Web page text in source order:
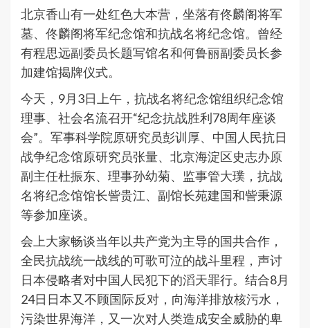
北京香山有一处红色大本营，坐落有佟麟阁将军
墓、佟麟阁将军纪念馆和抗战名将纪念馆。曾经
有程思远副委员长题写馆名和何鲁丽副委员长参
加建馆揭牌仪式。
今天，9月3日上午，抗战名将纪念馆组织纪念馆
理事、社会名流召开“纪念抗战胜利78周年座谈
会”。军事科学院原研究员彭训厚、中国人民抗日
战争纪念馆原研究员张量、北京海淀区史志办原
副主任杜振东、理事孙幼菊、监事管大璞，抗战
名将纪念馆馆长訾贵江、副馆长苑建国和訾秉源
等参加座谈。
会上大家畅谈当年以共产党为主导的国共合作，
全民抗战统一战线的可歌可泣的战斗里程，声讨
日本侵略者对中国人民犯下的滔天罪行。结合8月
24日日本又不顾国际反对，向海洋排放核污水，
污染世界海洋，又一次对人类造成安全威胁的卑